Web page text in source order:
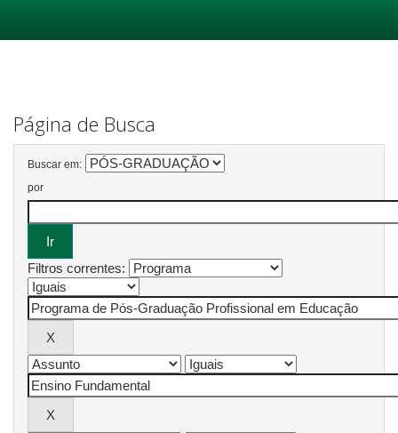
Página de Busca
Buscar em:
por
Filtros correntes: